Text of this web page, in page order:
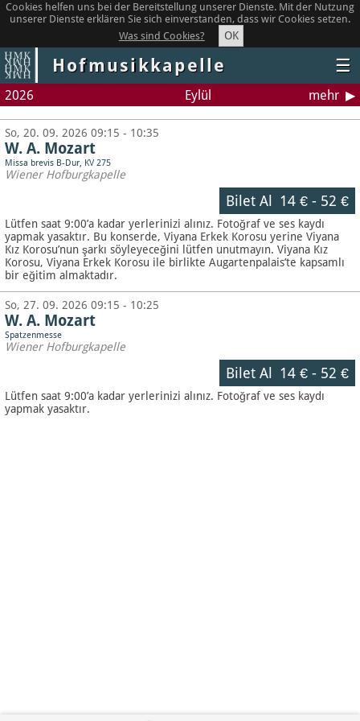
Cookies helfen uns bei der Bereitstellung unserer Dienste. Mit der Nutzung
unserer Dienste erklären Sie sich einverstanden, dass wir Cookies setzen.
Was sind Cookies?
OK
Hofmusikkapelle ☰
2026 Eylül mehr
So, 20. 09. 2026 09:15 - 10:35
W. A. Mozart
Missa brevis B-Dur, KV 275
Wiener Hofburgkapelle
Bilet Al 14 €- 52 €
Lütfen saat 9:00’a kadar yerlerinizi alınız. Fotoğraf ve ses kaydı
yapmak yasaktır. Bu konserde, Viyana Erkek Korosu yerine Viyana
Kız Korosu’nun şarkı söyleyeceğini lütfen unutmayın. Viyana Kız
Korosu, Viyana Erkek Korosu ile birlikte Augartenpalais’te kapsamlı
bir eğitim almaktadır.
So, 27. 09. 2026 09:15 - 10:25
W. A. Mozart
Spatzenmesse
Wiener Hofburgkapelle
Bilet Al 14 €- 52 €
Lütfen saat 9:00’a kadar yerlerinizi alınız. Fotoğraf ve ses kaydı
yapmak yasaktır.